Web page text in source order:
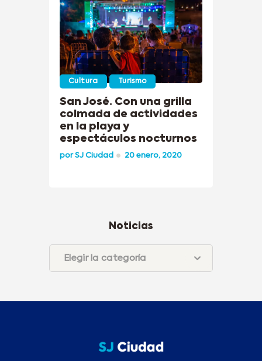
Cultura Turismo
San José. Con una grilla
colmada de actividades
en la playa y
espectáculos nocturnos
porSJ Ciudad 20 enero, 2020
Noticias